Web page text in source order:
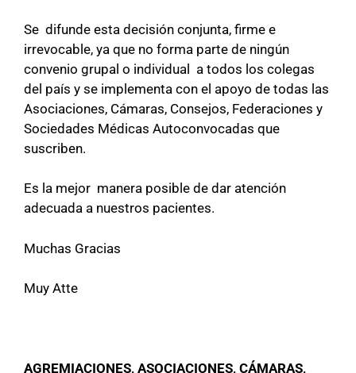
Se difunde esta decisión conjunta, firme e
irrevocable, ya que no forma parte de ningún
convenio grupal o individual a todos los colegas
del país y se implementa con el apoyo de todas las
Asociaciones, Cámaras, Consejos, Federaciones y
Sociedades Médicas Autoconvocadas que
suscriben.
Es la mejor manera posible de dar atención
adecuada a nuestros pacientes.
Muchas Gracias
Muy Atte
AGREMIACIONES, ASOCIACIONES, CÁMARAS,